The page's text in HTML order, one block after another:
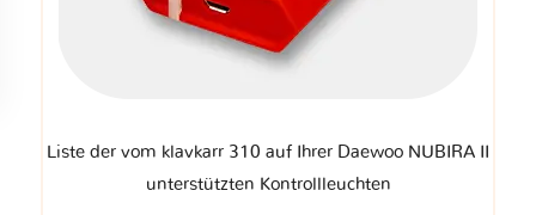
Liste der vom klavkarr 310 auf Ihrer Daewoo NUBIRA II
unterstützten Kontrollleuchten